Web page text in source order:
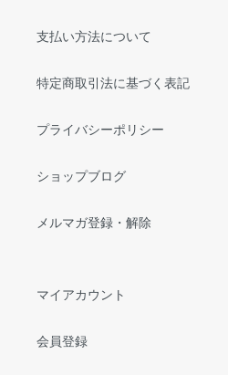
支払い方法について
特定商取引法に基づく表記
プライバシーポリシー
ショップブログ
メルマガ登録・解除
マイアカウント
会員登録